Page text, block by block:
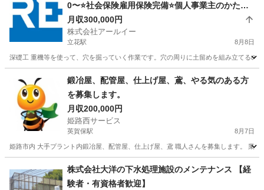
0〜⭐️社会保険雇用保険完備⭐️個人事業主のかた要
相談
月収300,000円
株式会社アールイー
立花駅 8月8日
深礎工 重機等を使って、穴を掘っていく作業です。穴の周りに土留めを組み立てる
立花駅 その他
鍛冶屋、配管屋、仕上げ屋、鳶、やる気のある方
を募集します。
月収200,000円
姫路西サービス
英賀保駅 8月7日
姫路市内 大手プラント内鍛冶屋、配管屋、仕上げ屋、鳶 職人さんを募集します。 業
英賀保駅 鳶職 兵庫 姫路市 夢前川駅
鳶職 鍛冶屋
株式会社大洋の下水処理施設のメンテナンス 【経
験者・有資格者歓迎】